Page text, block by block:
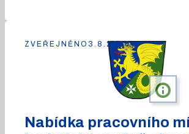
info
Nabídka pracovního
ZVEŘEJNĚNO 3.8.2026